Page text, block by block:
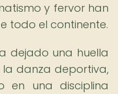
y fervor han
todo el continente.
dejado una huella
danza deportiva,
en una disciplina